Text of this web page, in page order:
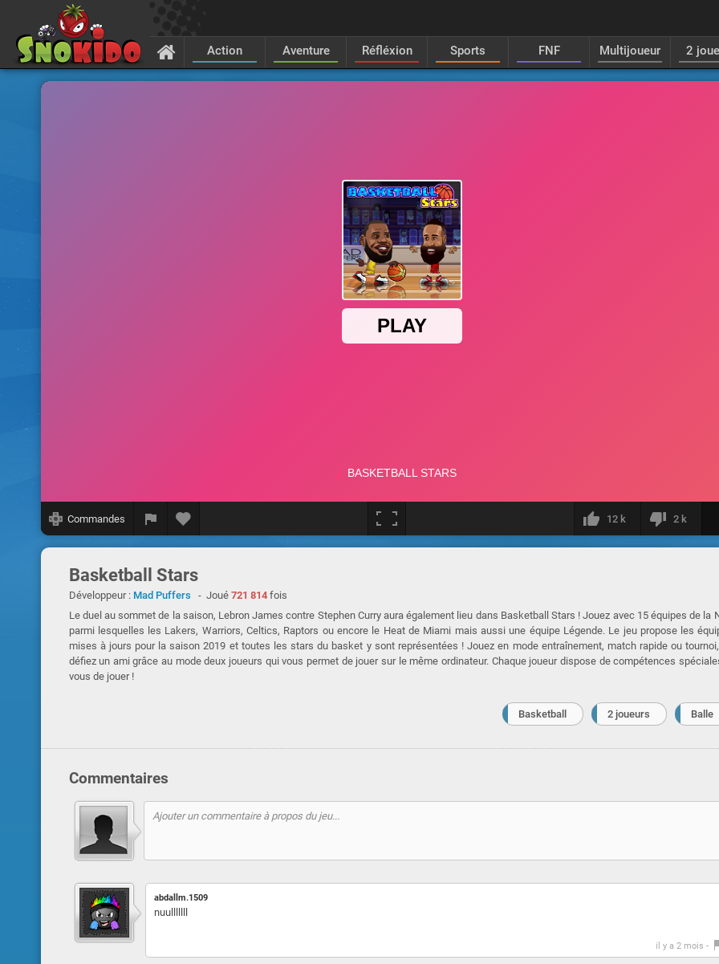
Action Aventure Réfléxion Sports FNF Multijoueur 2
Commandes 12 k 2 k
Basketball Stars
Développeur : Mad Puffers - Joué 721 814fois
Le duel au sommet de la saison, Lebron James contre Stephen Curry aura également lieu dans Basketball Stars ! Jouez avec 15 équipes de la
parmi lesquelles les Lakers, Warriors, Celtics, Raptors ou encore le Heat de Miami mais aussi une équipe Légende. Le jeu propose les
mises à jours pour la saison 2019 et toutes les stars du basket y sont représentées ! Jouez en mode entraînement, match rapide ou
défiez un ami grâce au mode deux joueurs qui vous permet de jouer sur le même ordinateur. Chaque joueur dispose de compétences
vous de jouer !
Basketball 2 joueurs Balle
Commentaires
abdallm.1509
nuulllllll
il y a 2 mois -